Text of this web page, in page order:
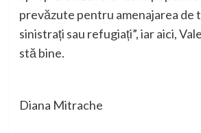
prevăzute pentru amenajarea de
sinistrați sau refugiați”, iar aici,
stă bine.
Diana Mitrache